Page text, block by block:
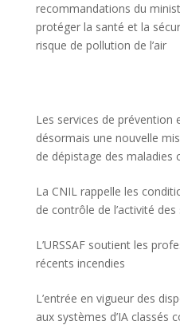
recommandations du
protéger la santé et la
risque de pollution de l’air
Les services de
désormais une nouvelle
de dépistage des maladies
La CNIL rappelle les
de contrôle de l’activité des
L’URSSAF soutient les
récents incendies
L’entrée en vigueur des
aux systèmes d’IA classés